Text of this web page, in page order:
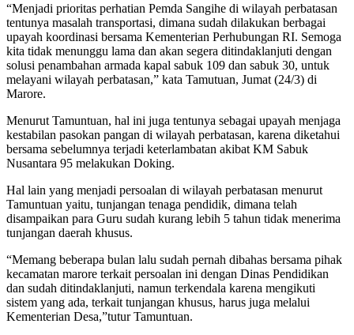
“Menjadi prioritas perhatian Pemda Sangihe di wilayah perbatasan
tentunya masalah transportasi, dimana sudah dilakukan berbagai
upayah koordinasi bersama Kementerian Perhubungan RI. Semoga
kita tidak menunggu lama dan akan segera ditindaklanjuti dengan
solusi penambahan armada kapal sabuk 109 dan sabuk 30, untuk
melayani wilayah perbatasan,” kata Tamutuan, Jumat (24/3) di
Marore.
Menurut Tamuntuan, hal ini juga tentunya sebagai upayah menjaga
kestabilan pasokan pangan di wilayah perbatasan, karena diketahui
bersama sebelumnya terjadi keterlambatan akibat KM Sabuk
Nusantara 95 melakukan Doking.
Hal lain yang menjadi persoalan di wilayah perbatasan menurut
Tamuntuan yaitu, tunjangan tenaga pendidik, dimana telah
disampaikan para Guru sudah kurang lebih 5 tahun tidak menerima
tunjangan daerah khusus.
“Memang beberapa bulan lalu sudah pernah dibahas bersama pihak
kecamatan marore terkait persoalan ini dengan Dinas Pendidikan
dan sudah ditindaklanjuti, namun terkendala karena mengikuti
sistem yang ada, terkait tunjangan khusus, harus juga melalui
Kementerian Desa,”tutur Tamuntuan.